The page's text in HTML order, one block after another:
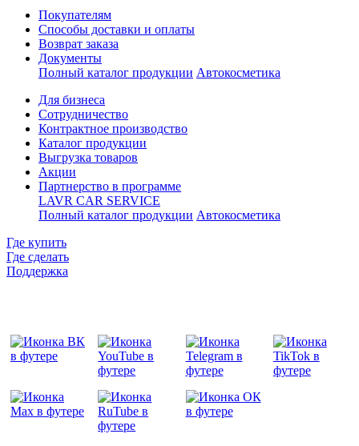
Покупателям
Способы доставки и оплаты
Возврат заказа
Документы
Полный каталог продукции Автокосметика
Для бизнеса
Сотрудничество
Контрактное производcтво
Каталог продукции
Выгрузка товаров
Акции
Партнерство в программе
LAVR CAR SERVICE
Полный каталог продукции Автокосметика
Где купить
Где сделать
Поддержка